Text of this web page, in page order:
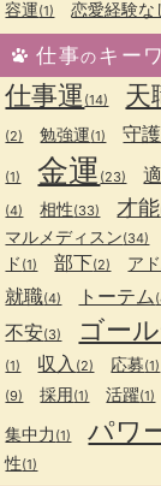
容運(1) 恋愛経験な
仕事のキー
仕事運 (14) 天
(2) 勉強運(1) 守
(1) 金運 (23)
(4) 相性(33) 才能
マルメディスン(34)
ド (1) 部下(2) ア
就職(4) トーテム
不安(3) ゴー
(1) 収入 (2) 応募(1)
(9) 採用(1) 活躍(1)
集中力 (1) パワ
性(1)